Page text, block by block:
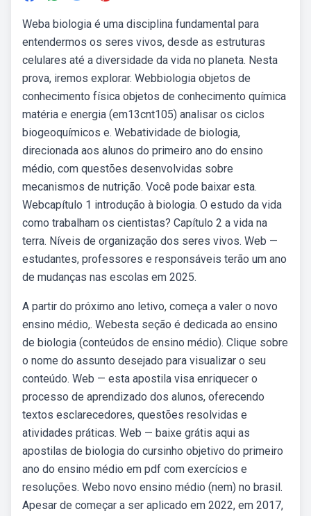
Weba biologia é uma disciplina fundamental para
entendermos os seres vivos, desde as estruturas
celulares até a diversidade da vida no planeta. Nesta
prova, iremos explorar. Webbiologia objetos de
conhecimento física objetos de conhecimento química
matéria e energia (em13cnt105) analisar os ciclos
biogeoquímicos e. Webatividade de biologia,
direcionada aos alunos do primeiro ano do ensino
médio, com questões desenvolvidas sobre
mecanismos de nutrição. Você pode baixar esta.
Webcapítulo 1 introdução à biologia. O estudo da vida
como trabalham os cientistas? Capítulo 2 a vida na
terra. Níveis de organização dos seres vivos. Web —
estudantes, professores e responsáveis terão um ano
de mudanças nas escolas em 2025.
A partir do próximo ano letivo, começa a valer o novo
ensino médio,. Webesta seção é dedicada ao ensino
de biologia (conteúdos de ensino médio). Clique sobre
o nome do assunto desejado para visualizar o seu
conteúdo. Web — esta apostila visa enriquecer o
processo de aprendizado dos alunos, oferecendo
textos esclarecedores, questões resolvidas e
atividades práticas. Web — baixe grátis aqui as
apostilas de biologia do cursinho objetivo do primeiro
ano do ensino médio em pdf com exercícios e
resoluções. Webo novo ensino médio (nem) no brasil.
Apesar de começar a ser aplicado em 2022, em 2017,